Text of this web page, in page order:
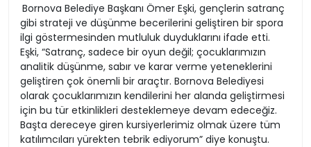
Bornova Belediye Başkanı Ömer Eşki, gençlerin satranç
gibi strateji ve düşünme becerilerini geliştiren bir spora
ilgi göstermesinden mutluluk duyduklarını ifade etti.
Eşki, “Satranç, sadece bir oyun değil; çocuklarımızın
analitik düşünme, sabır ve karar verme yeteneklerini
geliştiren çok önemli bir araçtır. Bornova Belediyesi
olarak çocuklarımızın kendilerini her alanda geliştirmesi
için bu tür etkinlikleri desteklemeye devam edeceğiz.
Başta dereceye giren kursiyerlerimiz olmak üzere tüm
katılımcıları yürekten tebrik ediyorum” diye konuştu.